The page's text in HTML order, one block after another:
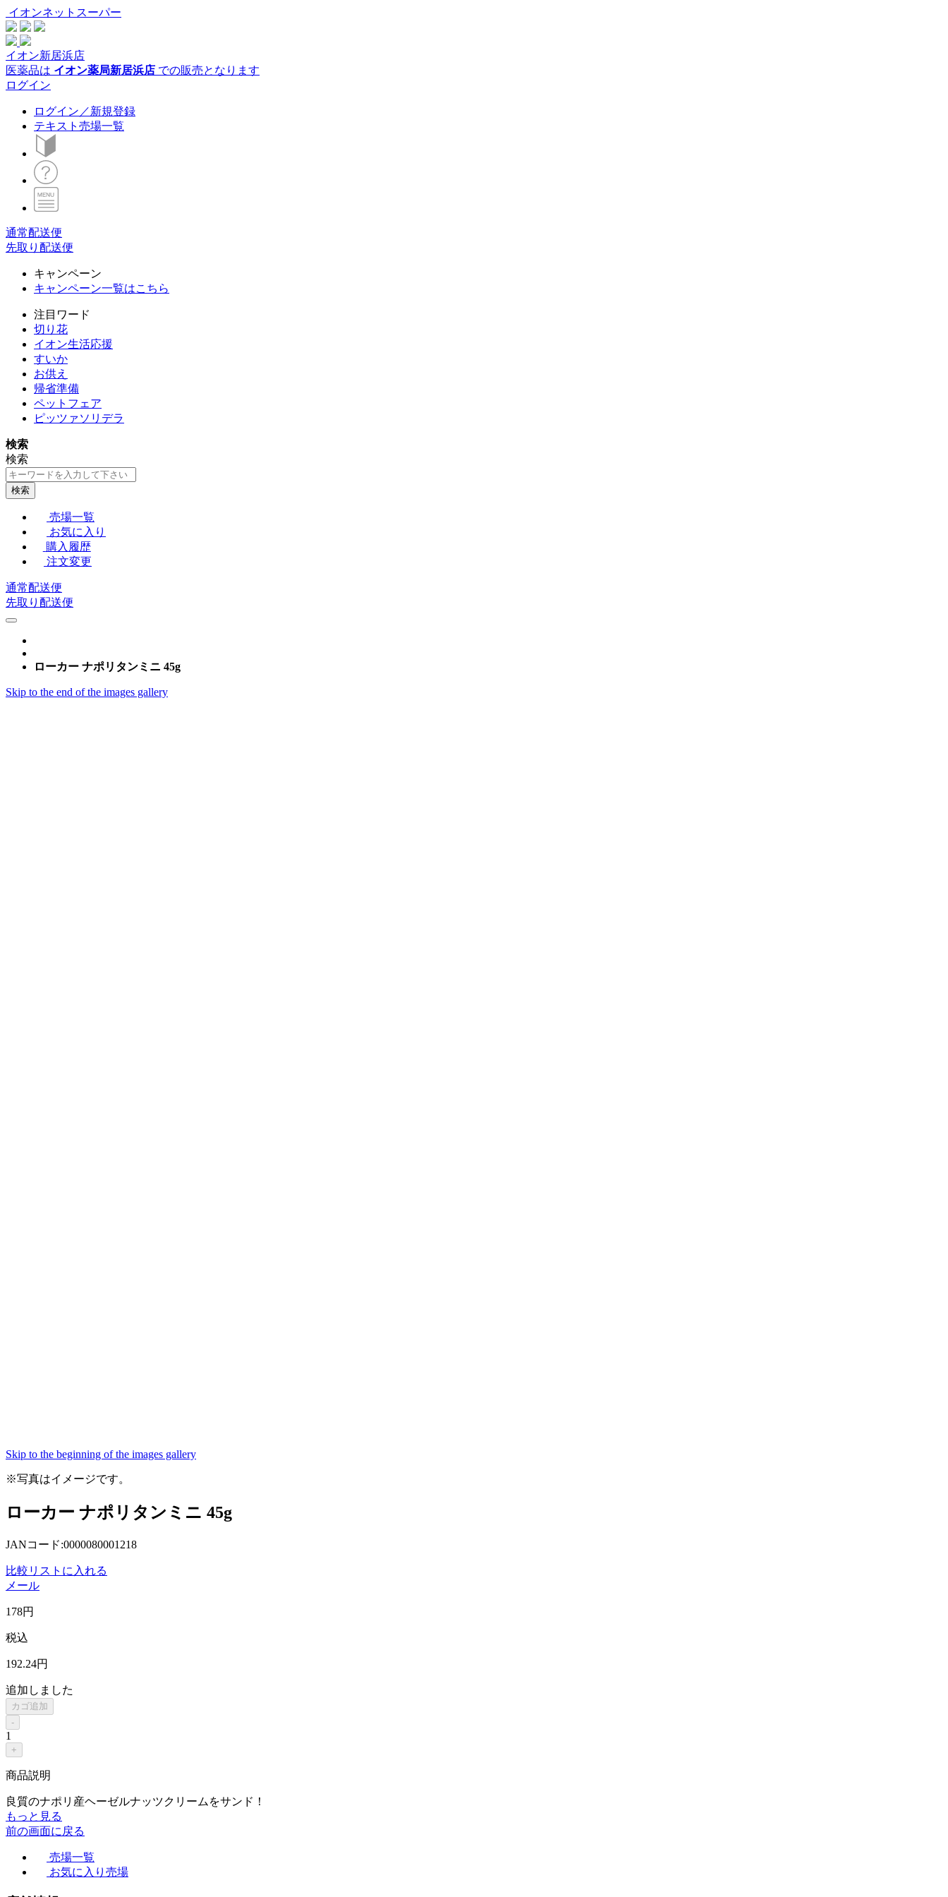
イオンネットスーパー
イオン新居浜店
医薬品は イオン薬局新居浜店 での販売となります
ログイン
ログイン／新規登録
テキスト売場一覧
通常配送便
先取り配送便
キャンペーン
キャンペーン一覧はこちら
注目ワード
切り花
イオン生活応援
すいか
お供え
帰省準備
ペットフェア
ピッツァソリデラ
検索
検索
検索
売場一覧
お気に入り
購入履歴
注文変更
通常配送便
先取り配送便
ローカー ナポリタンミニ 45g
Skip to the end of the images gallery
Skip to the beginning of the images gallery
※写真はイメージです。
ローカー ナポリタンミニ 45g
JANコード:0000080001218
比較リストに入れる
メール
178円
税込
192.24円
追加しました
カゴ追加
-
1
+
商品説明
良質のナポリ産ヘーゼルナッツクリームをサンド！
もっと見る
前の画面に戻る
売場一覧
お気に入り売場